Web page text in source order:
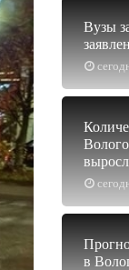
Вузы
в